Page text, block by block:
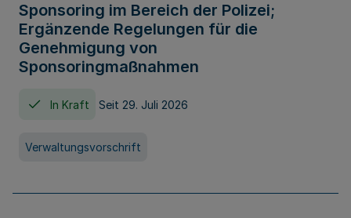
Sponsoring im Bereich der Polizei;
Ergänzende Regelungen für die
Genehmigung von
Sponsoringmaßnahmen
In Kraft Seit 29. Juli 2026
Verwaltungsvorschrift